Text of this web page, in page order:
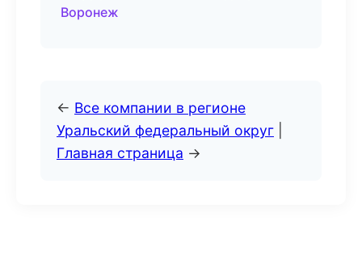
Воронеж
← Все компании в регионе
Уральский федеральный округ
Главная страница →